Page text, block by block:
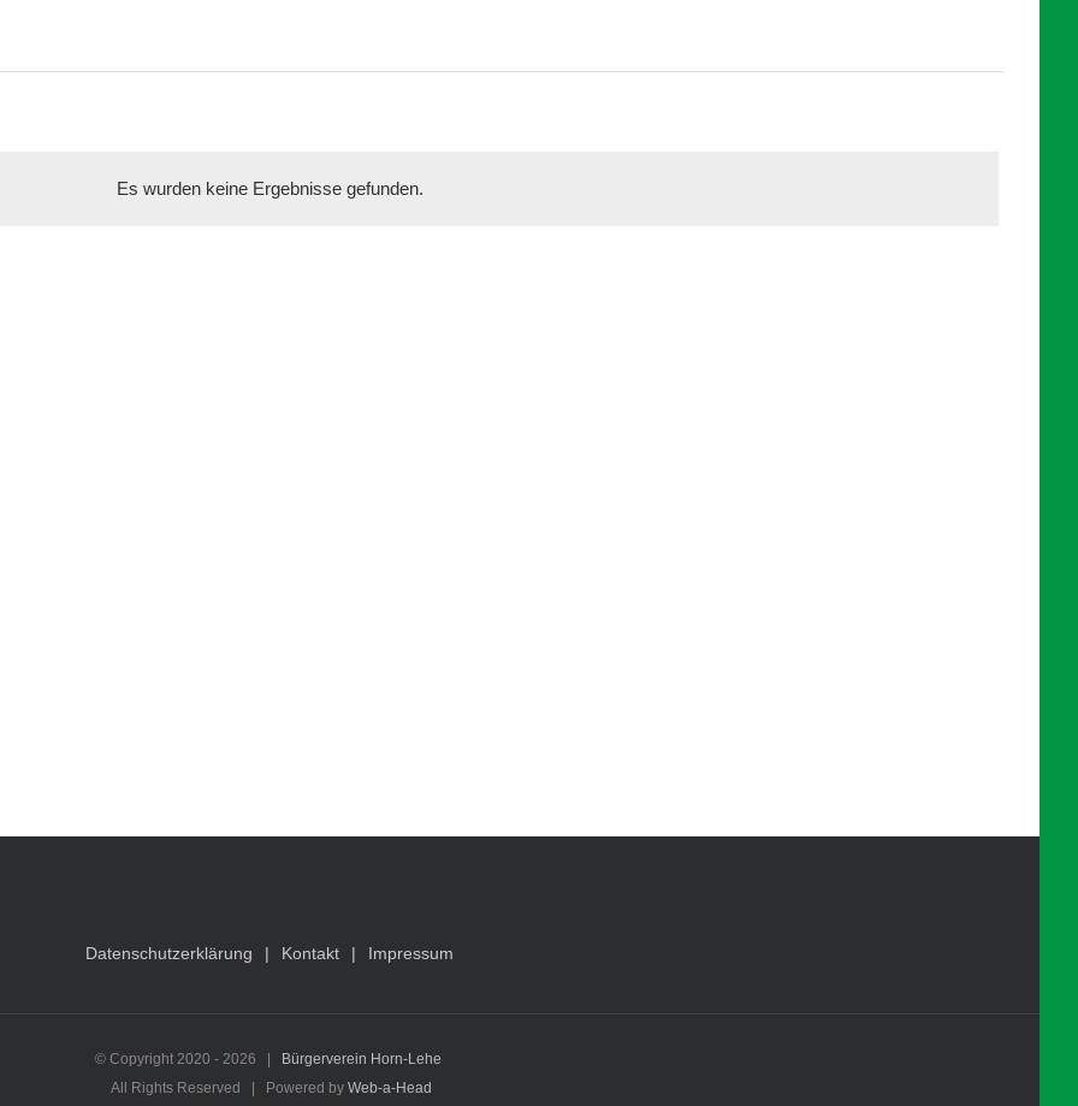
Hinweis
Es wurden keine Ergebnisse gefunden.
Datenschutzerklärung Kontakt Impressum
© Copyright 2020 - 2026 |
Bürgerverein Horn-Lehe
All Rights Reserved | Powered by Web-a-Head